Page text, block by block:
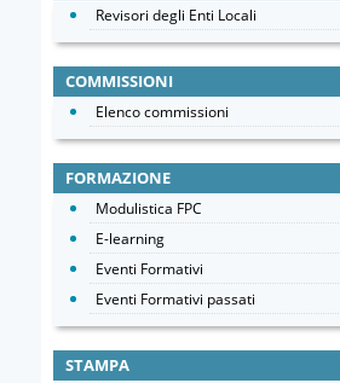
Revisori degli Enti Locali
COMMISSIONI
Elenco commissioni
FORMAZIONE
Modulistica FPC
E-learning
Eventi Formativi
Eventi Formativi passati
STAMPA